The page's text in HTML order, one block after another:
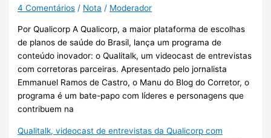
4 Comentários / Nota / Moderador
Por Qualicorp A Qualicorp, a maior plataforma de escolhas
de planos de saúde do Brasil, lança um programa de
conteúdo inovador: o Qualitalk, um videocast de entrevistas
com corretoras parceiras. Apresentado pelo jornalista
Emmanuel Ramos de Castro, o Manu do Blog do Corretor, o
programa é um bate-papo com líderes e personagens que
contribuem na
Qualitalk, videocast de entrevistas da Qualicorp com